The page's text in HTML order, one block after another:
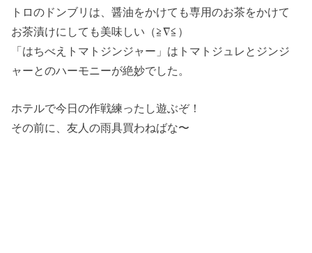
トロのドンブリは、醤油をかけても専用のお茶をかけて
お茶漬けにしても美味しい（≧∇≦）
「はちべえトマトジンジャー」はトマトジュレとジンジ
ャーとのハーモニーが絶妙でした。
ホテルで今日の作戦練ったし遊ぶぞ！
その前に、友人の雨具買わねばな〜